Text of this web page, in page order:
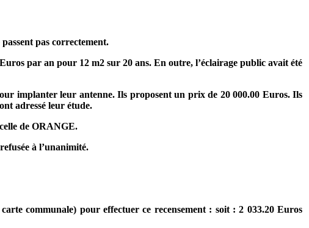
pas correctement.
par an pour 12 m2 sur 20 ans. En outre, l’éclairage public avait été
implanter leur antenne. Ils proposent un prix de 20 000.00 Euros. Ils
adressé leur étude.
de ORANGE.
à l’unanimité.
communale) pour effectuer ce recensement : soit : 2 033.20 Euros